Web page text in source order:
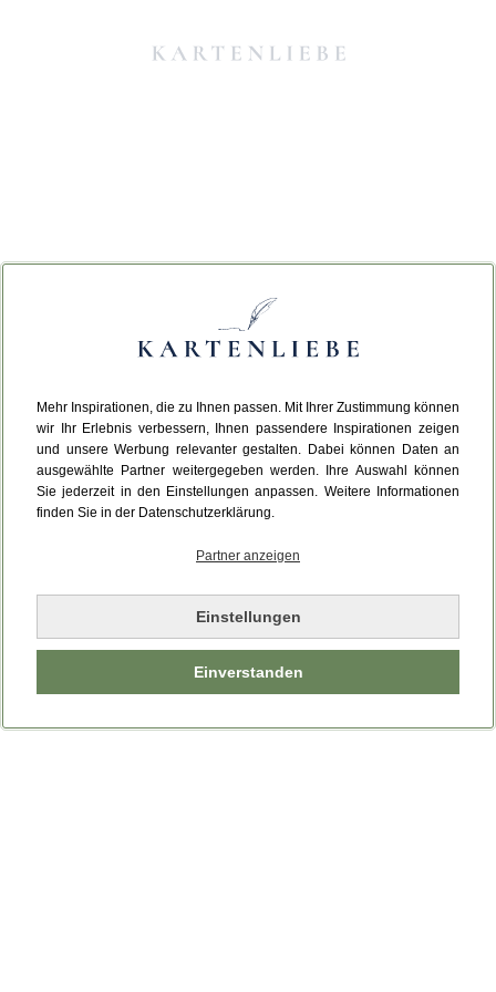
Mehr Inspirationen, die zu Ihnen passen. Mit Ihrer Zustimmung können
wir Ihr Erlebnis verbessern, Ihnen passendere Inspirationen zeigen
und unsere Werbung relevanter gestalten. Dabei können Daten an
ausgewählte Partner weitergegeben werden. Ihre Auswahl können
Sie jederzeit in den Einstellungen anpassen. Weitere Informationen
finden Sie in der Datenschutzerklärung.
Partner anzeigen
Einstellungen
Einverstanden
Da ist etwas schiefgelaufen.
Leider ist ein technischer Fehler aufgetreten.
Bitte laden Sie die Seite neu.